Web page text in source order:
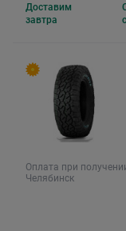
Доставим
завтра
Оплата при
Челябинск